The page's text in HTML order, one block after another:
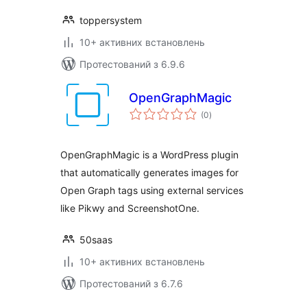
toppersystem
10+ активних встановлень
Протестований з 6.9.6
OpenGraphMagic
(0загальний
рейтинг
)
OpenGraphMagic is a WordPress plugin
that automatically generates images for
Open Graph tags using external services
like Pikwy and ScreenshotOne.
50saas
10+ активних встановлень
Протестований з 6.7.6